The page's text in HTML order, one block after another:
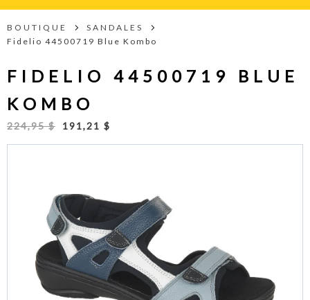
BOUTIQUE
SANDALES
Fidelio 44500719 Blue Kombo
FIDELIO 44500719 BLUE
KOMBO
224,95 $ 191,21 $